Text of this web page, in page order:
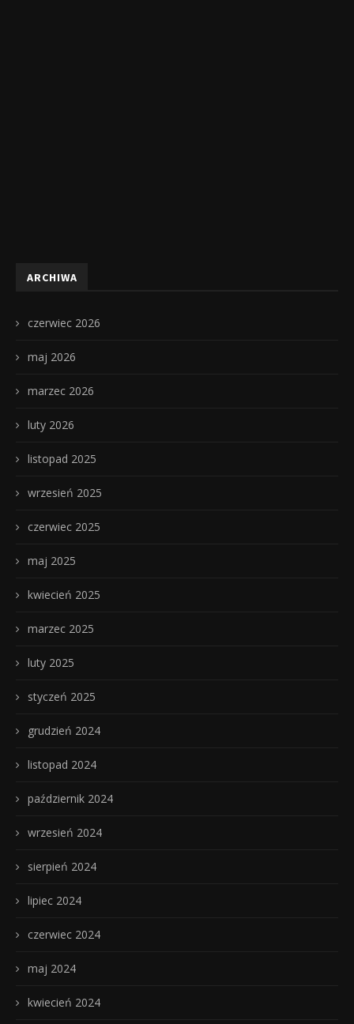
ARCHIWA
czerwiec 2026
maj 2026
marzec 2026
luty 2026
listopad 2025
wrzesień 2025
czerwiec 2025
maj 2025
kwiecień 2025
marzec 2025
luty 2025
styczeń 2025
grudzień 2024
listopad 2024
październik 2024
wrzesień 2024
sierpień 2024
lipiec 2024
czerwiec 2024
maj 2024
kwiecień 2024